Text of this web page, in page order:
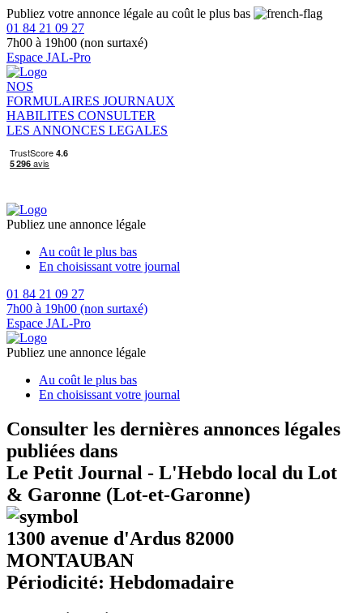
Publiez votre annonce légale au coût le plus bas
01 84 21 09 27
7h00 à 19h00 (non surtaxé)
Espace JAL-Pro
NOS
FORMULAIRES JOURNAUX
HABILITES CONSULTER
LES ANNONCES LEGALES
Publiez une annonce légale
Au coût le plus bas
En choisissant votre journal
01 84 21 09 27
7h00 à 19h00 (non surtaxé)
Espace JAL-Pro
Publiez une annonce légale
Au coût le plus bas
En choisissant votre journal
Consulter les dernières annonces légales
publiées dans
Le Petit Journal - L'Hebdo local du Lot
& Garonne (Lot-et-Garonne)
1300 avenue d'Ardus 82000
MONTAUBAN
Périodicité: Hebdomadaire